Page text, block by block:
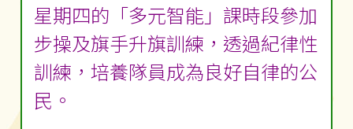
星期四的「多元智能」課時段參加
步操及旗手升旗訓練，透過紀律性
訓練，培養隊員成為良好自律的公
民。